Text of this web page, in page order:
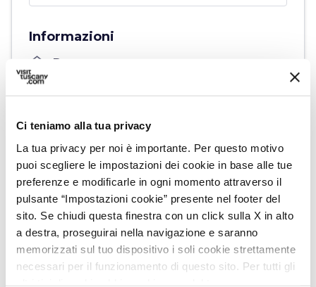
Ci teniamo alla tua privacy
La tua privacy per noi è importante. Per questo motivo
puoi scegliere le impostazioni dei cookie in base alle tue
preferenze e modificarle in ogni momento attraverso il
pulsante “Impostazioni cookie” presente nel footer del
sito. Se chiudi questa finestra con un click sulla X in alto
a destra, proseguirai nella navigazione e saranno
memorizzati sul tuo dispositivo i soli cookie strettamente
necessari per il funzionamento di questo sito. Per tutti gli
Informazioni
home Dove
Via Ricasoli, 38, 52100 Arezzo AR
schedule Quando
email Email
info@stradadelvino.arezzo.it open_in_new
language Sito Web
https://www.stradadelvino.arezzo.it/
phone Telefono